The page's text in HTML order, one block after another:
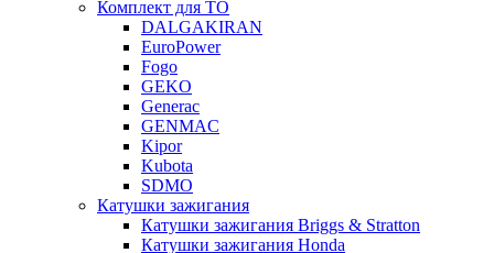
Комплект для ТО
DALGAKIRAN
EuroPower
Fogo
GEKO
Generac
GENMAC
Kipor
Kubota
SDMO
Катушки зажигания
Катушки зажигания Briggs & Stratton
Катушки зажигания Honda